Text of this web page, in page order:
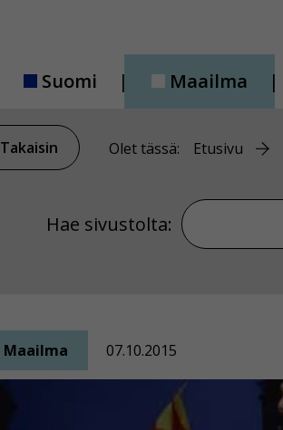
Suomi Maailma
Takaisin Olet tässä: Etusivu
Hae sivustolta: Hae sivustolta
Maailma 07.10.2015